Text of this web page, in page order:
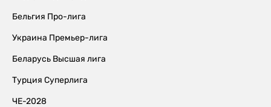
Бельгия Про-лига
Украина Премьер-лига
Беларусь Высшая лига
Турция Суперлига
ЧЕ-2028